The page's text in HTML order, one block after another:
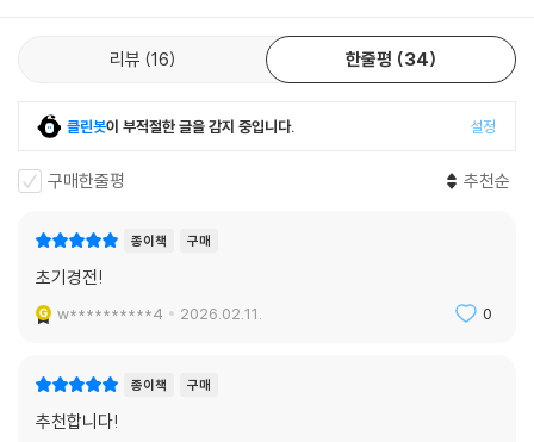
리뷰 16 한줄평 34
클린봇이 부적절한 글을 감지 중입니다. 설정
구매한줄평 추천순
종이책 구매
초기경전!
w**********4 2026.02.11. 0
종이책 구매
추천합니다!